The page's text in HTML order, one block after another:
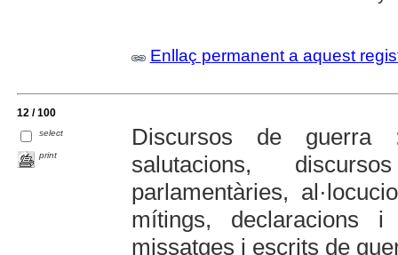
Enllaç permanent a aquest
12 / 100
select
print
Discursos de guerra
salutacions,
parlamentàries,
mítings, declaracions i
missatges i escrits de